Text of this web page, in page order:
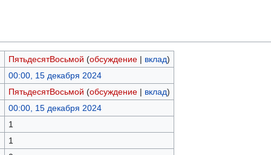
ПятьдесятВосьмой (обсуждение| вклад)
00:00, 15 декабря 2024
ПятьдесятВосьмой (обсуждение| вклад)
00:00, 15 декабря 2024
1
1